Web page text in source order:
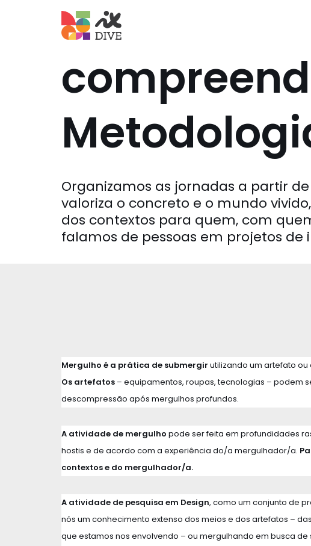
Organizamos as jornadas a partir
valoriza o concreto e o mundo
dos contextos para quem, com
falamos de pessoas em projetos de
Mergulho é a prática de submergir utilizando um artefato
Os artefatos – equipamentos, roupas, tecnologias – podem
descompressão após mergulhos profundos.
A atividade de mergulho pode ser feita em profundidades
hostis e de acordo com a experiência do/a mergulhador/a.
contextos e do mergulhador/a.
A atividade de pesquisa em Design, como um conjunto de
nós um conhecimento extenso dos meios e dos artefatos –
que estamos nos envolvendo – ou mergulhando em busca